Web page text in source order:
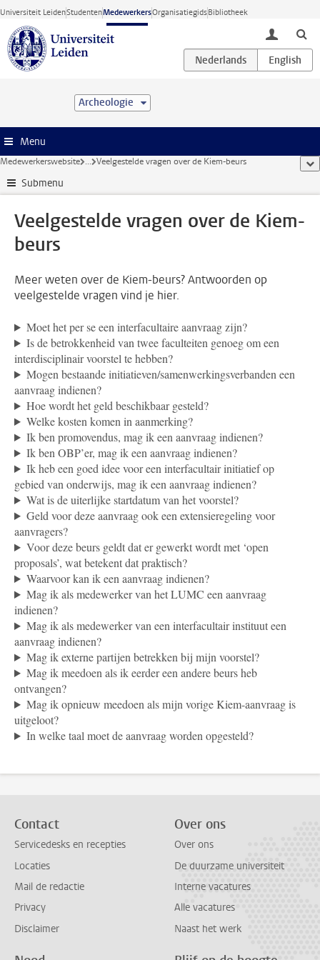
Ga direct naar de inhoud
Universiteit LeidenStudentenMedewerkersOrganisatiegidsBibliotheek
toggle
Archeologie
Menu
Medewerkerswebsite ... Veelgestelde vragen over de Kiem-beurs
Submenu
Veelgestelde vragen over de Kiem-
beurs
Meer weten over de Kiem-beurs? Antwoorden op
veelgestelde vragen vind je hier.
Moet het per se een interfacultaire aanvraag zijn?
Is de betrokkenheid van twee faculteiten genoeg om een
interdisciplinair voorstel te hebben?
Mogen bestaande initiatieven/samenwerkingsverbanden een
aanvraag indienen?
Hoe wordt het geld beschikbaar gesteld?
Welke kosten komen in aanmerking?
Ik ben promovendus, mag ik een aanvraag indienen?
Ik ben OBP’er, mag ik een aanvraag indienen?
Ik heb een goed idee voor een interfacultair initiatief op
gebied van onderwijs, mag ik een aanvraag indienen?
Wat is de uiterlijke startdatum van het voorstel?
Geld voor deze aanvraag ook een extensieregeling voor
aanvragers?
Voor deze beurs geldt dat er gewerkt wordt met ‘open
proposals’, wat betekent dat praktisch?
Waarvoor kan ik een aanvraag indienen?
Mag ik als medewerker van het LUMC een aanvraag
indienen?
Mag ik als medewerker van een interfacultair instituut een
aanvraag indienen?
Mag ik externe partijen betrekken bij mijn voorstel?
Mag ik meedoen als ik eerder een andere beurs heb
ontvangen?
Mag ik opnieuw meedoen als mijn vorige Kiem-aanvraag is
uitgeloot?
In welke taal moet de aanvraag worden opgesteld?
Contact
Servicedesks en recepties
Locaties
Mail de redactie
Privacy
Disclaimer
Over ons
Over ons
De duurzame universiteit
Interne vacatures
Alle vacatures
Naast het werk